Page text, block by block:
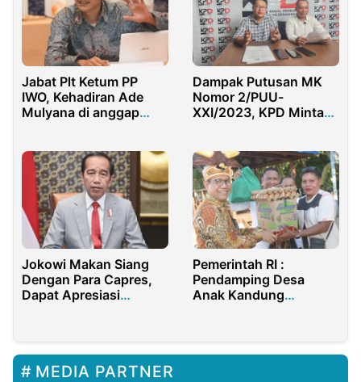
Jabat Plt Ketum PP
IWO, Kehadiran Ade
Mulyana di anggap
Dampak Putusan MK
Nomor 2/PUU-
XXI/2023, KPD Minta
Jokowi Makan Siang
Dengan Para Capres,
Dapat Apresiasi
Pemerintah RI :
Pendamping Desa
Anak Kandung
MEDIA PARTNER